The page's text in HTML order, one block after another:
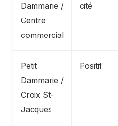
Dammarie /
Centre
commercial
cité
Petit
Dammarie /
Croix St-
Jacques
Positif